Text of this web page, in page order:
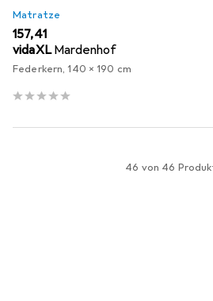
Matratze
EUR
157,41
vidaXL Mardenhof
Federkern, 140 x 190 cm
46 von 46